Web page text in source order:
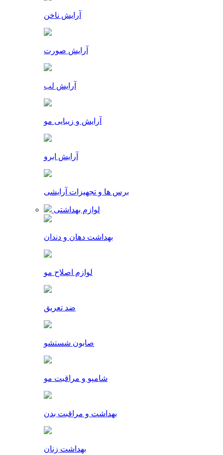
آرایش ناخن
آرایش صورت
آرایش لب
آرایش و زیبایی مو
آرایش ابرو
برس ها و تجهیزات آرایشی
لوازم بهداشتی
بهداشت دهان و دندان
لوازم اصلاح مو
ضد تعریق
صابون شستشو
شامپو و مراقبت مو
بهداشت و مراقبت بدن
بهداشت زنان